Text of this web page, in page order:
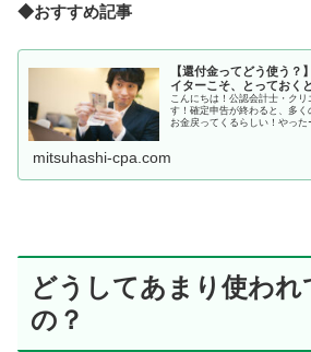
◆おすすめ記事
【還付金ってどう使う？
イターこそ、とっておく
こんにちは！公認会計士・ク
す！確定申告が終わると、多
お金戻ってくるらしい！やった
mitsuhashi-cpa.com
どうしてあまり使われ
の？